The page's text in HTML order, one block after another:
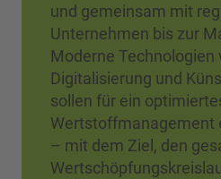
und gemeinsam mit
Unternehmen bis zur
Moderne
Digitalisierung und
sollen für ein
Wertstoffmanagement
– mit dem Ziel, den